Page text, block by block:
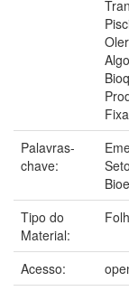
Palavras-
chave:
Tipo do
Material:
Acesso: